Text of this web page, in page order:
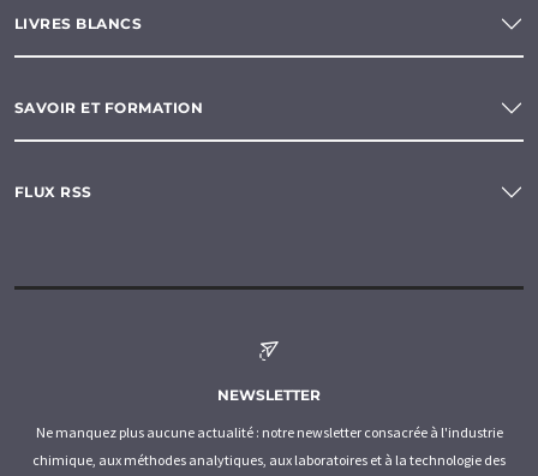
LIVRES BLANCS
SAVOIR ET FORMATION
FLUX RSS
NEWSLETTER
Ne manquez plus aucune actualité : notre newsletter consacrée à l'industrie
chimique, aux méthodes analytiques, aux laboratoires et à la technologie des